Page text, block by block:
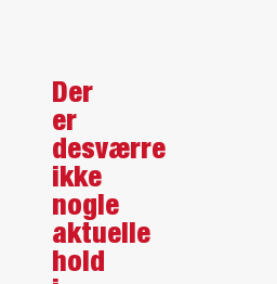
Der
er
desværre
ikke
nogle
aktuelle
hold